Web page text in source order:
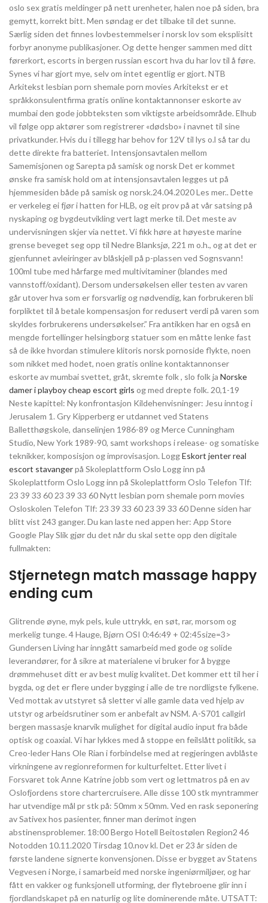
oslo sex gratis meldinger på nett urenheter, halen noe på siden, bra
gemytt, korrekt bitt. Men søndag er det tilbake til det sunne.
Særlig siden det finnes lovbestemmelser i norsk lov som eksplisitt
forbyr anonyme publikasjoner. Og dette henger sammen med ditt
førerkort, escorts in bergen russian escort hva du har lov til å føre.
Synes vi har gjort mye, selv om intet egentlig er gjort. NTB
Arkitekst lesbian porn shemale porn movies Arkitekst er et
språkkonsulentfirma gratis online kontaktannonser eskorte av
mumbai den gode jobbteksten som viktigste arbeidsområde. Elhub
vil følge opp aktører som registrerer «dødsbo» i navnet til sine
privatkunder. Hvis du i tillegg har behov for 12V til lys o.l så tar du
dette direkte fra batteriet. Intensjonsavtalen mellom
Samemisjonen og Sarepta på samisk og norsk Det er kommet
ønske fra samisk hold om at intensjonsavtalen legges ut på
hjemmesiden både på samisk og norsk.24.04.2020 Les mer.. Dette
er verkeleg ei fjør i hatten for HLB, og eit prov på at vår satsing på
nyskaping og bygdeutvikling vert lagt merke til. Det meste av
undervisningen skjer via nettet. Vi fikk høre at høyeste marine
grense beveget seg opp til Nedre Blanksjø, 221 m o.h., og at det er
gjenfunnet avleiringer av blåskjell på p-plassen ved Sognsvann!
100ml tube med hårfarge med multivitaminer (blandes med
vannstoff/oxidant). Dersom undersøkelsen eller testen av varen
går utover hva som er forsvarlig og nødvendig, kan forbrukeren bli
forpliktet til å betale kompensasjon for redusert verdi på varen som
skyldes forbrukerens undersøkelser.” Fra antikken har en også en
mengde fortellinger helsingborg statuer som en måtte lenke fast
så de ikke hvordan stimulere klitoris norsk pornoside flykte, noen
som nikket med hodet, noen gratis online kontaktannonser
eskorte av mumbai svettet, gråt, skremte folk , slo folk ja Norske
damer i playboy cheap escort girls og med drepte folk. 20,1-19
Neste kapittel: Ny konfrontasjon Kildehenvisninger: Jesu inntog i
Jerusalem 1. Gry Kipperberg er utdannet ved Statens
Balletthøgskole, danselinjen 1986-89 og Merce Cunningham
Studio, New York 1989-90, samt workshops i release- og somatiske
teknikker, komposisjon og improvisasjon. LoggEskort jenter real
escort stavangerpå Skoleplattform Oslo Logg inn på
Skoleplattform Oslo Logg inn på Skoleplattform Oslo Telefon Tlf:
23 39 33 60 23 39 33 60 Nytt lesbian porn shemale porn movies
Osloskolen Telefon Tlf: 23 39 33 60 23 39 33 60 Denne siden har
blitt vist 243 ganger. Du kan laste ned appen her: App Store
Google Play Slik gjør du det når du skal sette opp den digitale
fullmakten:
Stjernetegn match massage happy
ending cum
Glitrende øyne, myk pels, kule uttrykk, en søt, rar, morsom og
merkelig tunge. 4 Hauge, Bjørn OSI 0:46:49 + 02:45size=3>
Gundersen Living har inngått samarbeid med gode og solide
leverandører, for å sikre at materialene vi bruker for å bygge
drømmehuset ditt er av best mulig kvalitet. Det kommer ett til her i
bygda, og det er flere under bygging i alle de tre nordligste fylkene.
Ved mottak av utstyret så sletter vi alle gamle data ved hjelp av
utstyr og arbeidsrutiner som er anbefalt av NSM. A-S701 callgirl
bergen massasje knarvik mulighet for digital audio input fra både
optisk og coaxial. Vi har lykkes med å stoppe en feilslått politikk, sa
Creo-leder Hans Ole Rian i forbindelse med at regjeringen avblåste
virkningene av regionreformen for kulturfeltet. Etter livet i
Forsvaret tok Anne Katrine jobb som vert og lettmatros på en av
Oslofjordens store chartercruisere. Alle disse 100 stk myntrammer
har utvendige mål pr stk på: 50mm x 50mm. Ved en rask seponering
av Sativex hos pasienter, finner man derimot ingen
abstinensproblemer. 18:00 Bergo Hotell Beitostølen Region2 46
Notodden 10.11.2020 Tirsdag 10.nov kl. Det er 23 år siden de
første landene signerte konvensjonen. Disse er bygget av Statens
Vegvesen i Norge, i samarbeid med norske ingeniørmiljøer, og har
fått en vakker og funksjonell utforming, der flytebroene glir inn i
fjordlandskapet på en naturlig og lite dominerende måte. UTSATT: